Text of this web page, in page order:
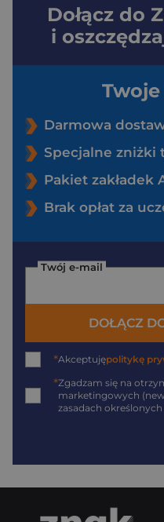
Dołącz do
i
Darmowa
Specjalne zniżki
Pakiet zakładek
Brak opłat za
Twój e-mail
DOŁĄCZ
*Akceptujępolitykę
*Zgadzam się na
marketingowych
zasadach określonych